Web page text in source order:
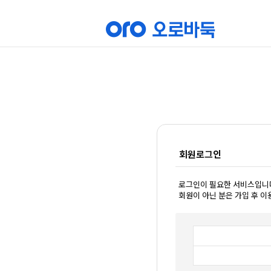
회원로그인
로그인이 필요한 서비스입니
회원이 아닌 분은 가입 후 이